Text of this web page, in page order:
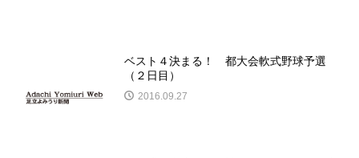
ベスト４決まる！ 都大会軟式野球予選
（２日目）
2016.09.27